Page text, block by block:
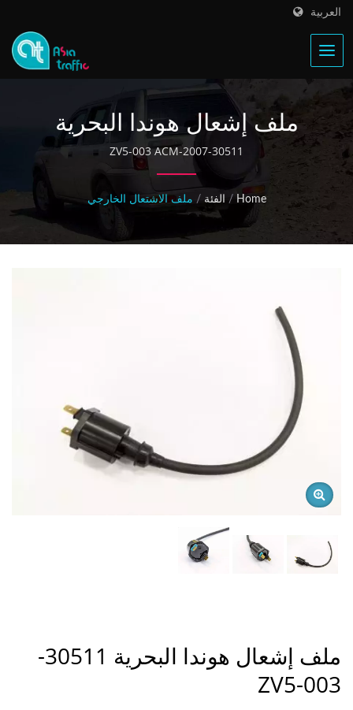
العربية
ملف إشعال هوندا البحرية
30511-ZV5-003
30511-ZV5-003 ACM-2007
Home
/ الفئة / ملف الاشتعال الخارجي
ملف إشعال هوندا البحرية 30511-
ZV5-003